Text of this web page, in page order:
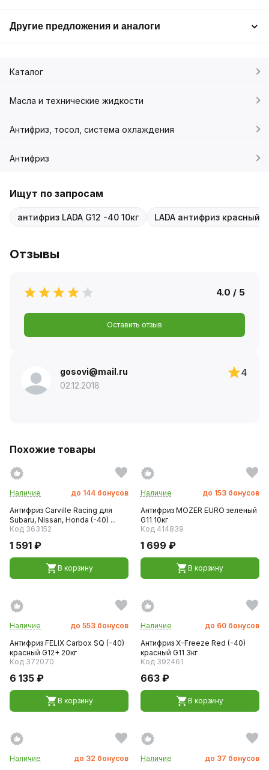
Другие предложения и аналоги
Каталог
Масла и технические жидкости
Антифриз, тосол, система охлаждения
Антифриз
Ищут по запросам
антифриз LADA G12 -40 10кг LADA антифриз красный
Отзывы
4.0 / 5
Оставить отзыв
gosovi@mail.ru
02.12.2018
4
Похожие товары
Наличие до 144 бонусов
Антифриз Carville Racing для
Subaru, Nissan, Honda (-40) ...
Код 363152
1 591 ₽
В корзину
Наличие до 153 бонусов
Антифриз MOZER EURO зеленый
G11 10кг
Код 414839
1 699 ₽
В корзину
Наличие до 553 бонусов
Антифриз FELIX Carbox SQ (-40)
красный G12+ 20кг
Код 372070
6 135 ₽
В корзину
Наличие до 60 бонусов
Антифриз X-Freeze Red (-40)
красный G11 3кг
Код 392461
663 ₽
В корзину
Наличие до 32 бонусов
Наличие до 37 бонусов